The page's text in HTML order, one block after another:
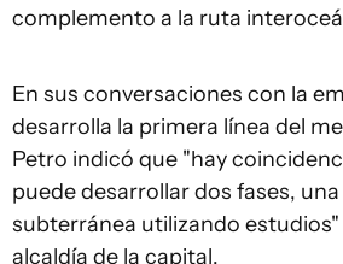
complemento a la ruta
En sus conversaciones con la
desarrolla la primera línea del
Petro indicó que "hay
puede desarrollar dos fases,
subterránea utilizando estudios"
alcaldía de la capital.